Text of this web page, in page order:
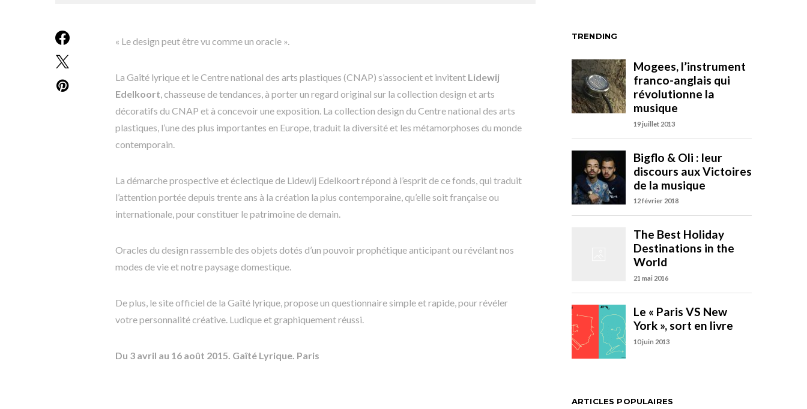
« Le design peut être vu comme un oracle ».
La Gaîté lyrique et le Centre national des arts plastiques (CNAP) s’associent et invitent Lidewij
Edelkoort, chasseuse de tendances, à porter un regard original sur la collection design et arts
décoratifs du CNAP et à concevoir une exposition. La collection design du Centre national des arts
plastiques, l’une des plus importantes en Europe, traduit la diversité et les métamorphoses du monde
contemporain.
La démarche prospective et éclectique de Lidewij Edelkoort répond à l’esprit de ce fonds, qui traduit
l’attention portée depuis trente ans à la création la plus contemporaine, qu’elle soit française ou
internationale, pour constituer le patrimoine de demain.
Oracles du design rassemble des objets dotés d’un pouvoir prophétique anticipant ou révélant nos
modes de vie et notre paysage domestique.
De plus, le site officiel de la Gaîté lyrique, propose un questionnaire simple et rapide, pour révéler
votre personnalité créative. Ludique et graphiquement réussi.
Du 3 avril au 16 août 2015. Gaîté Lyrique. Paris
TRENDING
ARTICLES POPULAIRES